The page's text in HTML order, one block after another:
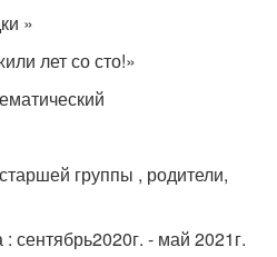
»
лет со сто!»
группы , родители,
сентябрь2020г. - май 2021г.